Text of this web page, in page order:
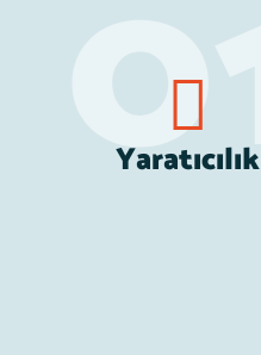
Yaratıcılık